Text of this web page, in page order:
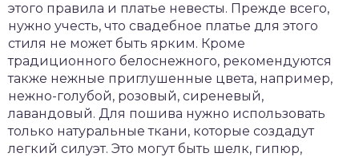
этого правила и платье невесты. Прежде всего,
нужно учесть, что свадебное платье для этого
стиля не может быть ярким. Кроме
традиционного белоснежного, рекомендуются
также нежные приглушенные цвета, например,
нежно-голубой, розовый, сиреневый,
лавандовый. Для пошива нужно использовать
только натуральные ткани, которые создадут
легкий силуэт. Это могут быть шелк, гипюр,